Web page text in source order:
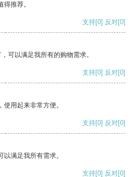
推荐。
支持[0] 反对[0]
可以满足我所有的购物需求。
支持[0] 反对[0]
用起来非常方便。
支持[0] 反对[0]
满足我所有需求。
支持[0] 反对[0]